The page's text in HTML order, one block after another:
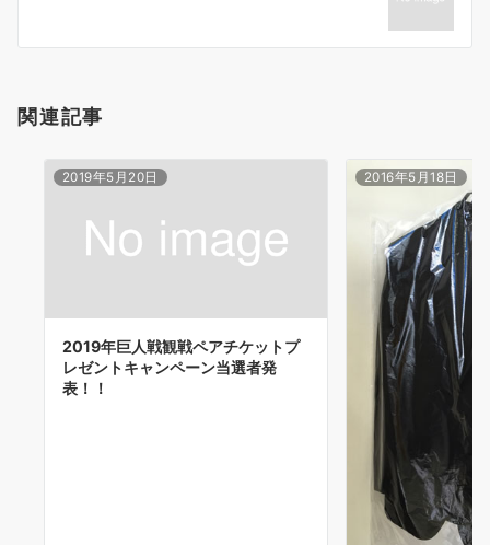
シ
ン
関連記事
2019年5月20日
2019年巨人戦観戦ペアチケットプ
レゼントキャンペーン当選者発
表！！
2016年5月18日